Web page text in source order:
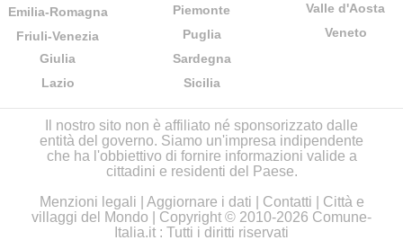
Emilia-Romagna
Friuli-Venezia
Giulia
Lazio
Piemonte
Puglia
Sardegna
Sicilia
Valle d'Aosta
Veneto
Il nostro sito non è affiliato né sponsorizzato dalle
entità del governo. Siamo un'impresa indipendente
che ha l'obbiettivo di fornire informazioni valide a
cittadini e residenti del Paese.
Menzioni legali
Aggiornare i dati Contatti
Città e
villaggi del Mondo | Copyright © 2010-2026 Comune-
Italia.it : Tutti i diritti riservati